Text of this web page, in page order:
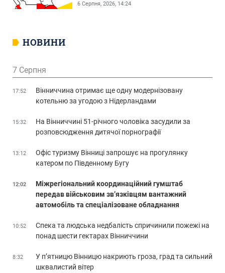
6 Серпня, 2026, 14:24
НОВИНИ
7 Серпня
17:52
Вінниччина отримає ще одну модернізовану
котельню за угодою з Нідерландами
15:32
На Вінниччині 51-річного чоловіка засудили за
розповсюдження дитячої порнографії
13:12
Офіс туризму Вінниці запрошує на прогулянку
катером по Південному Бугу
12:02
Міжрегіональний координаційний гумштаб
передав військовим зв’язківцям вантажний
автомобіль та спеціалізоване обладнання
10:52
Спека та людська недбалість спричинили пожежі на
понад шести гектарах Вінниччини
8:32
У п’ятницю Вінницю накриють гроза, град та сильний
шквалистий вітер